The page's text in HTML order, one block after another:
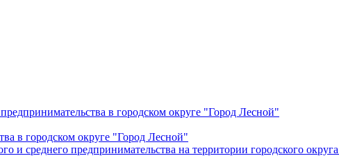
в городском округе "Город Лесной"
в городском округе "Город Лесной"
и среднего предпринимательства на территории городского